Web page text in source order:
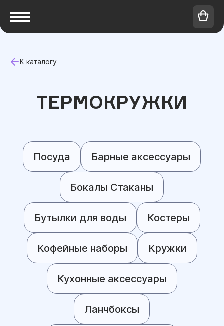
К каталогу
ТЕРМОКРУЖКИ
Посуда Барные аксессуары
Бокалы Стаканы
Бутылки для воды Костеры
Кофейные наборы Кружки
Кухонные аксессуары
Ланчбоксы